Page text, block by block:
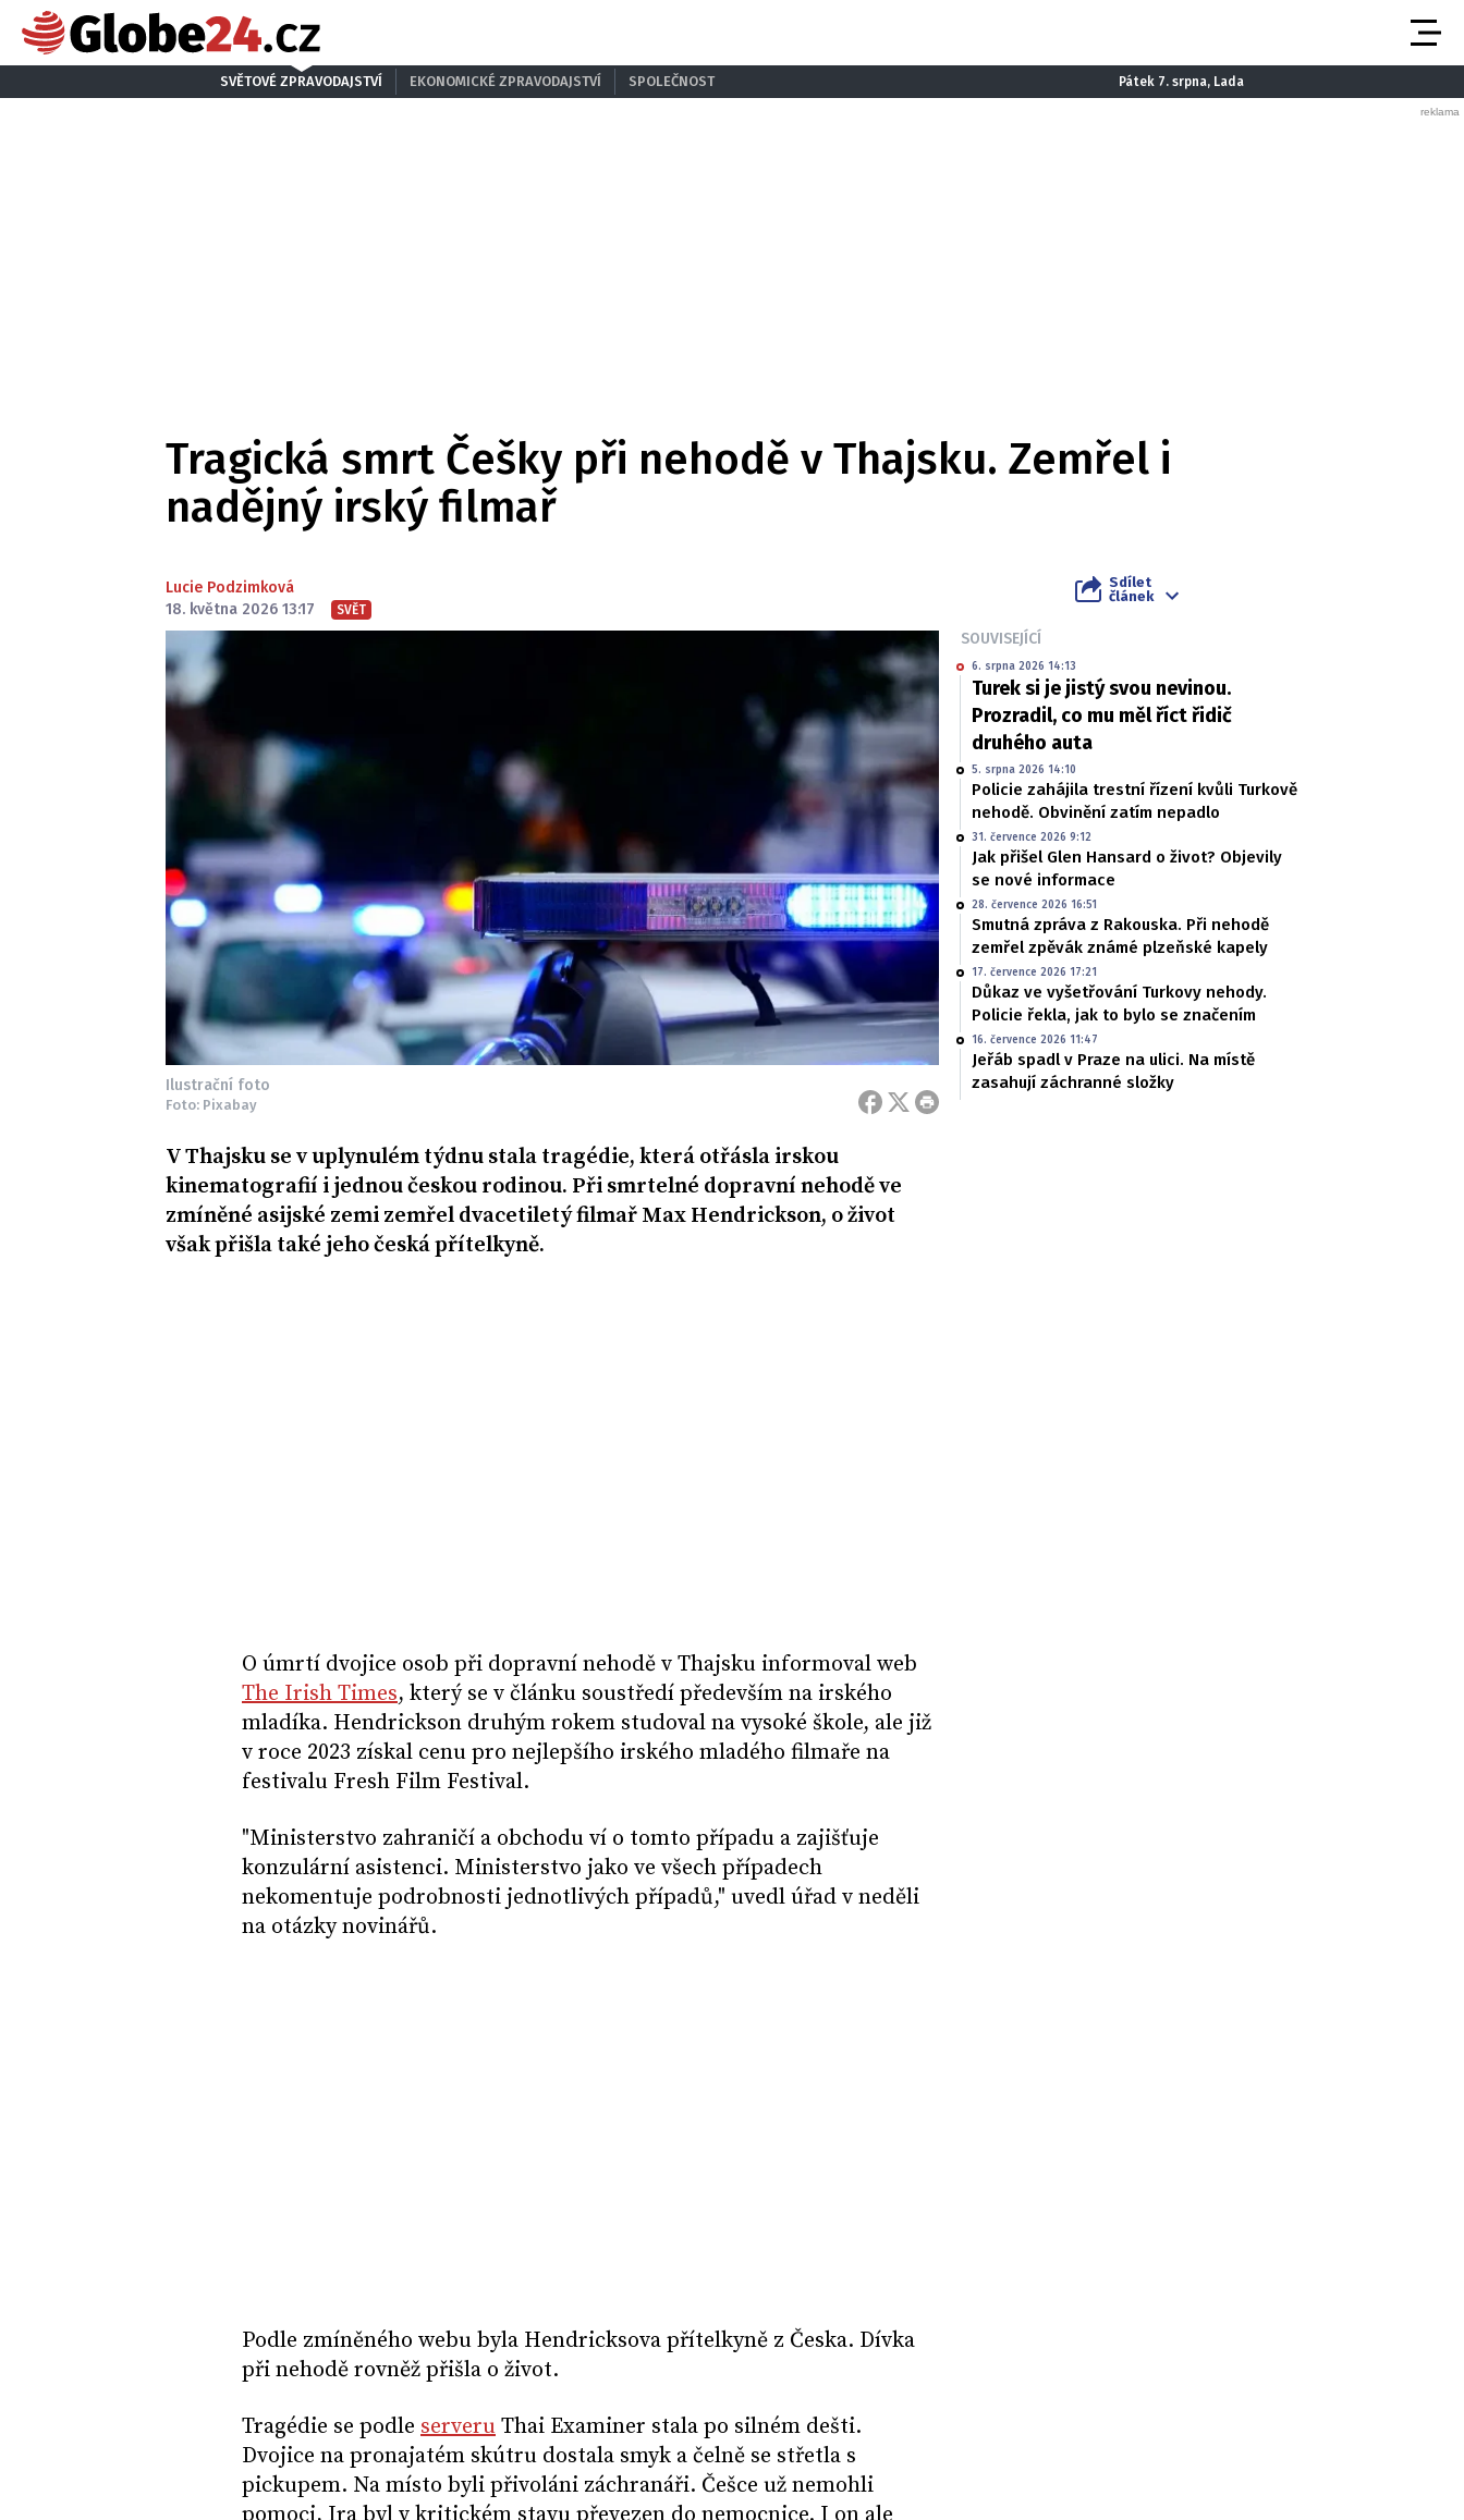
SVĚTOVÉ ZPRAVODAJSTVÍ EKONOMICKÉ ZPRAVODAJSTVÍ SPOLEČNOST Pátek 7. srpna, Lada
Tragická smrt Češky při nehodě v Thajsku. Zemřel i
nadějný irský filmař
Lucie Podzimková
18. května 2026 13:17
SVĚT
Sdílet
článek
Ilustrační foto
Foto: Pixabay
V Thajsku se v uplynulém týdnu stala tragédie, která otřásla irskou
kinematografií i jednou českou rodinou. Při smrtelné dopravní nehodě ve
zmíněné asijské zemi zemřel dvacetiletý filmař Max Hendrickson, o život
však přišla také jeho česká přítelkyně.
O úmrtí dvojice osob při dopravní nehodě v Thajsku informoval web
The Irish Times, který se v článku soustředí především na irského
mladíka. Hendrickson druhým rokem studoval na vysoké škole, ale již
v roce 2023 získal cenu pro nejlepšího irského mladého filmaře na
festivalu Fresh Film Festival.
"Ministerstvo zahraničí a obchodu ví o tomto případu a zajišťuje
konzulární asistenci. Ministerstvo jako ve všech případech
nekomentuje podrobnosti jednotlivých případů," uvedl úřad v neděli
na otázky novinářů.
Podle zmíněného webu byla Hendricksova přítelkyně z Česka. Dívka
při nehodě rovněž přišla o život.
Tragédie se podle serveru Thai Examiner stala po silném dešti.
Dvojice na pronajatém skútru dostala smyk a čelně se střetla s
pickupem. Na místo byli přivoláni záchranáři. Češce už nemohli
SOUVISEJÍCÍ
6. srpna 2026 14:13
Turek si je jistý svou nevinou.
Prozradil, co mu měl říct řidič
druhého auta
5. srpna 2026 14:10
Policie zahájila trestní řízení kvůli Turkově
nehodě. Obvinění zatím nepadlo
31. července 2026 9:12
Jak přišel Glen Hansard o život? Objevily
se nové informace
28. července 2026 16:51
Smutná zpráva z Rakouska. Při nehodě
zemřel zpěvák známé plzeňské kapely
17. července 2026 17:21
Důkaz ve vyšetřování Turkovy nehody.
Policie řekla, jak to bylo se značením
16. července 2026 11:47
Jeřáb spadl v Praze na ulici. Na místě
zasahují záchranné složky